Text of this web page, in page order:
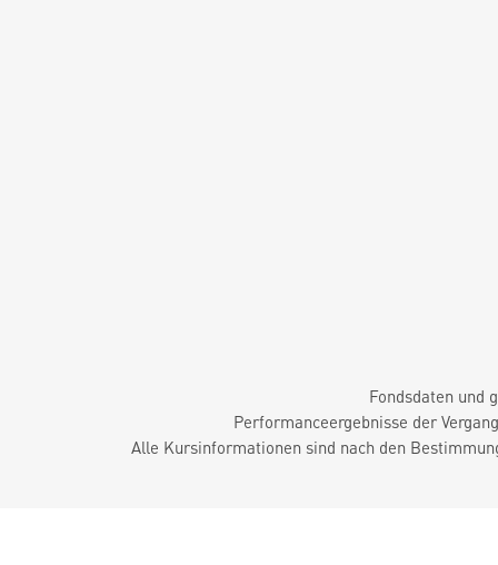
Fondsdaten und
Performanceergebnisse der
Alle Kursinformationen sind nach den